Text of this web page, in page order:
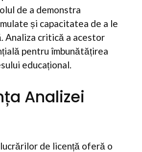
de a demonstra
și capacitatea de a le
Analiza critică a acestor
pentru îmbunătățirea
educațional.
Analizei
de licență oferă o